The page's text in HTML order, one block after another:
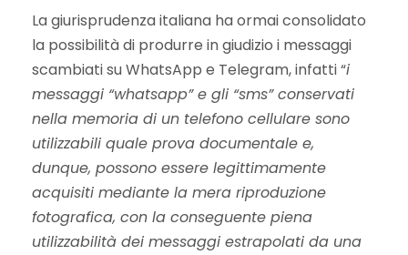
La giurisprudenza italiana ha ormai consolidato
la possibilità di produrre in giudizio i messaggi
scambiati su WhatsApp e Telegram, infatti “i
messaggi “whatsapp” e gli “sms” conservati
nella memoria di un telefono cellulare sono
utilizzabili quale prova documentale e,
dunque, possono essere legittimamente
acquisiti mediante la mera riproduzione
fotografica, con la conseguente piena
utilizzabilità dei messaggi estrapolati da una